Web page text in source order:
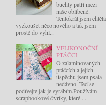
buchty patří mezi
naše oblíbené.
Tentokrát jsem chtěla
vyzkoušet něco nového a tak jsem
prostě do vyhl...
VELIKONOČNÍ
PTÁČCI
O zalaminovaných
ptáčcích a jejich
úspěchu jsem psala
nedávno. Teď se
podívejte jak je vyrábím.Používám
scrapbookové čtvrtky, které ...